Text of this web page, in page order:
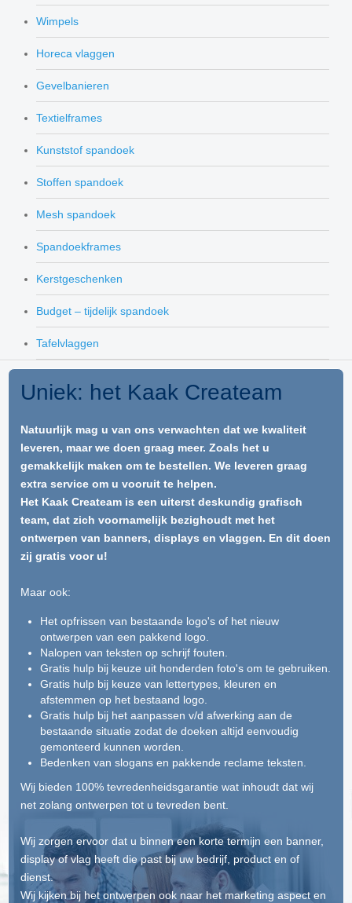
Wimpels
Horeca vlaggen
Gevelbanieren
Textielframes
Kunststof spandoek
Stoffen spandoek
Mesh spandoek
Spandoekframes
Kerstgeschenken
Budget – tijdelijk spandoek
Tafelvlaggen
Uniek: het Kaak Createam
Natuurlijk mag u van ons verwachten dat we kwaliteit
leveren, maar we doen graag meer. Zoals het u
gemakkelijk maken om te bestellen. We leveren graag
extra service om u vooruit te helpen.
Het Kaak Createam is een uiterst deskundig grafisch
team, dat zich voornamelijk bezighoudt met het
ontwerpen van banners, displays en vlaggen. En dit doen
zij gratis voor u!
Maar ook:
Het opfrissen van bestaande logo's of het nieuw
ontwerpen van een pakkend logo.
Nalopen van teksten op schrijf fouten.
Gratis hulp bij keuze uit honderden foto's om te gebruiken.
Gratis hulp bij keuze van lettertypes, kleuren en
afstemmen op het bestaand logo.
Gratis hulp bij het aanpassen v/d afwerking aan de
bestaande situatie zodat de doeken altijd eenvoudig
gemonteerd kunnen worden.
Bedenken van slogans en pakkende reclame teksten.
Wij bieden 100% tevredenheidsgarantie wat inhoudt dat wij
net zolang ontwerpen tot u tevreden bent.
Wij zorgen ervoor dat u binnen een korte termijn een banner,
display of vlag heeft die past bij uw bedrijf, product en of
dienst.
Wij kijken bij het ontwerpen ook naar het marketing aspect en